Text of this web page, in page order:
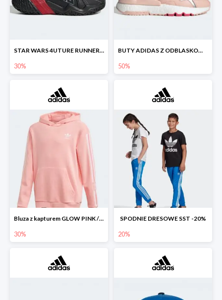
STAR WARS 4UTURE RUNNER SHOES
30%
BUTY ADIDAS Z ODBLASKOWYMI DETALAMI
50%
Bluza z kapturem GLOW PINK / WHITE -30%
30%
SPODNIE DRESOWE SST -20%
20%